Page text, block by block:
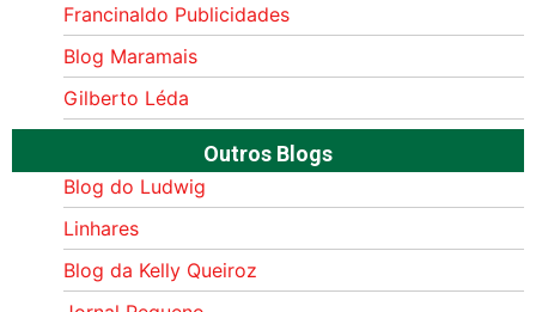
Francinaldo Publicidades
Blog Maramais
Gilberto Léda
Outros Blogs
Blog do Ludwig
Linhares
Blog da Kelly Queiroz